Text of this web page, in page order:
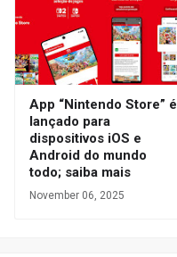
App “Nintendo Store” é
lançado para
dispositivos iOS e
Android do mundo
todo; saiba mais
November 06, 2025